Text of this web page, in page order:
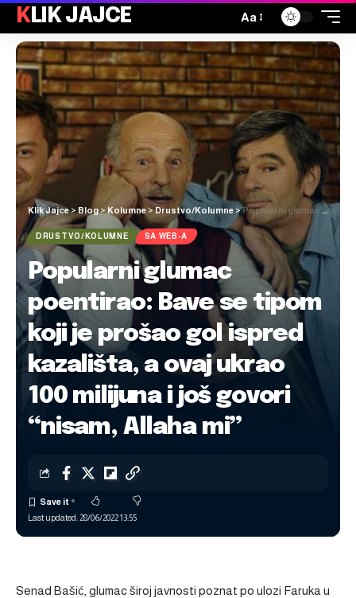
KLIK JAJCE Aa
Klik Jajce> Blog > Kolumne >Drustvo/Kolumne >Popularni glumac poentirao: Bave se tipom koji je prošao gol ispred kazališta, a ovaj ukrao 100 milijuna i još govori “nisam, Allaha mi”
DRUSTVO/KOLUMNE SA WEB-A
Popularni glumac
poentirao: Bave se tipom
koji je prošao gol ispred
kazališta, a ovaj ukrao
100 milijuna i još govori
“nisam, Allaha mi”
Last updated: 28/06/2022 13:55
Senad Bašić, glumac široj javnosti poznat po ulozi Faruka u